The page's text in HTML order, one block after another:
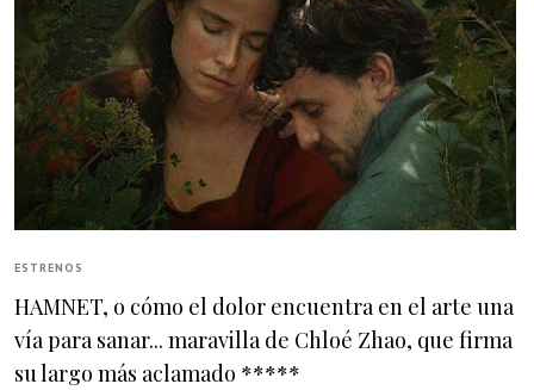
ESTRENOS
HAMNET, o cómo el dolor encuentra en el arte una
vía para sanar... maravilla de Chloé Zhao, que firma
su largo más aclamado *****